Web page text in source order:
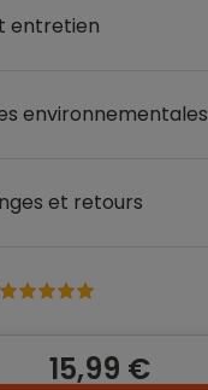
entretien
environnementales
et retours
15,99 €